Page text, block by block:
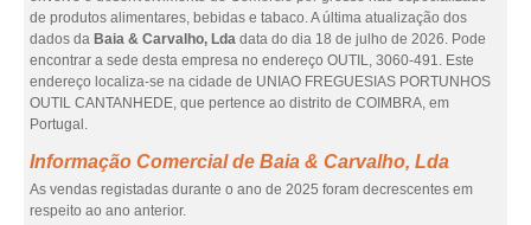
de produtos alimentares, bebidas e tabaco. A última atualização dos
dados da Baia & Carvalho, Lda data do dia 18 de julho de 2026. Pode
encontrar a sede desta empresa no endereço OUTIL, 3060-491. Este
endereço localiza-se na cidade de UNIAO FREGUESIAS PORTUNHOS
OUTIL CANTANHEDE, que pertence ao distrito de COIMBRA, em
Portugal.
Informação Comercial de Baia & Carvalho, Lda
As vendas registadas durante o ano de 2025 foram decrescentes em
respeito ao ano anterior.